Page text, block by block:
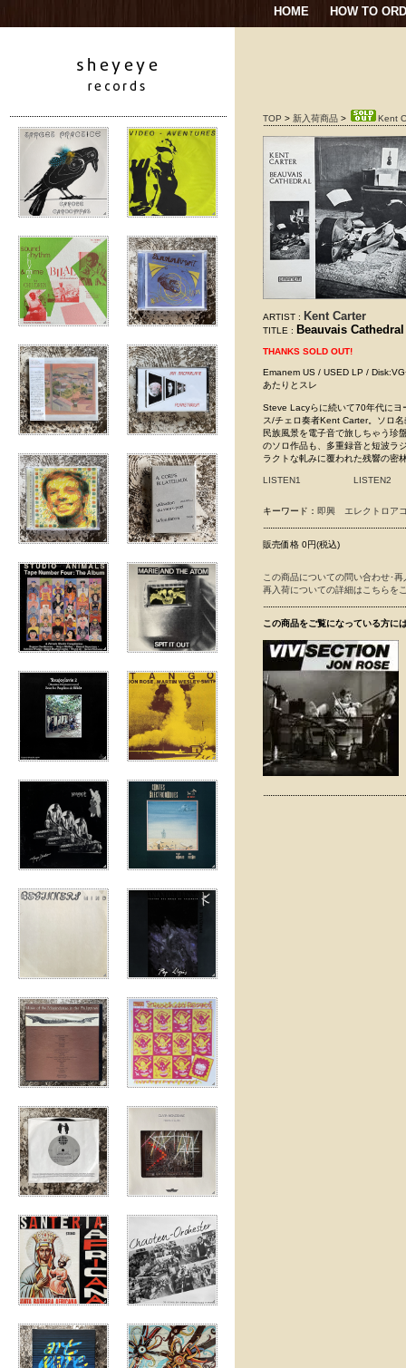
HOME HOW TO
TOP > 新入荷商品 > Kent
ARTIST : Kent Carter
TITLE : Beauvais Cathedral
THANKS SOLD OUT!
Emanem US / USED LP /
あたりとスレ
Steve Lacyらに続いて70年代にヨ
ス/チェロ奏者Kent Carter。ソロ
民族風景を電子音で旅しちゃう珍
のソロ作品も、多重録音と短波ラ
ラクトな軋みに覆われた残響の密
LISTEN1 LISTEN2
キーワード： 即興 エレクトロア
販売価格 0円(税込)
この商品についての問い合わせ･
再入荷についての詳細はこちらを
この商品をご覧になっている方に